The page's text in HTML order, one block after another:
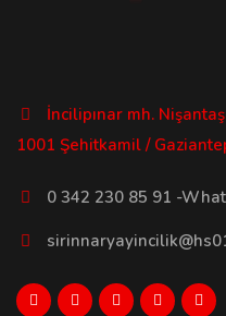
İncilipınar mh.
1001 Şehitkamil /
0 342 230 85 91 -